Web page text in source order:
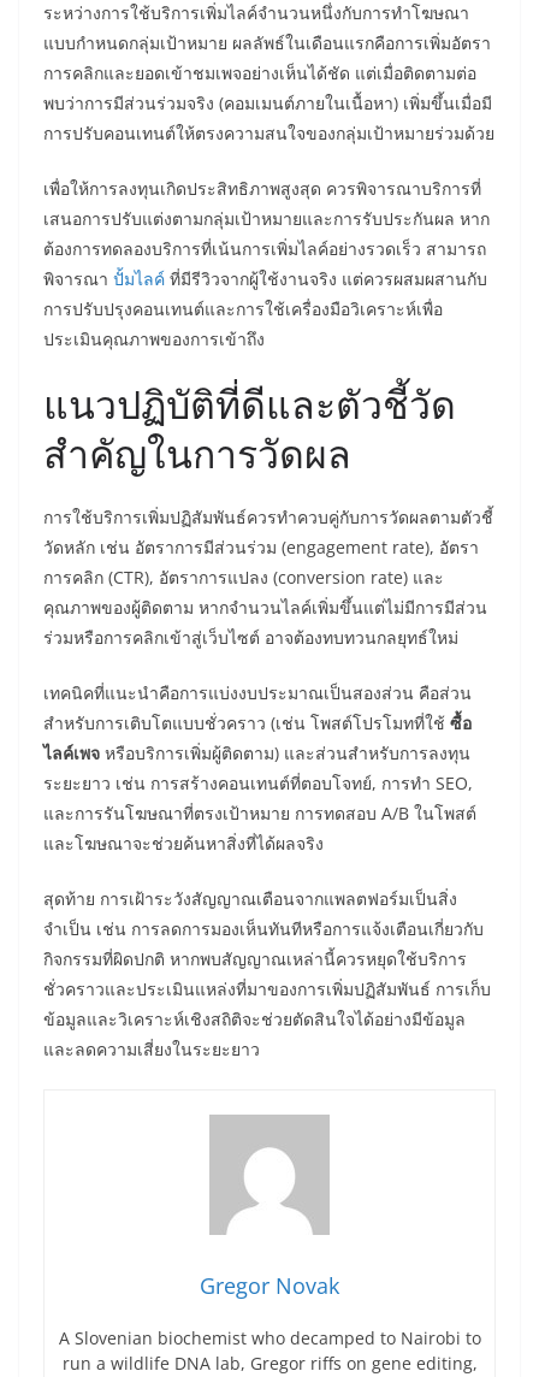
ระหว่างการใช้บริการเพิ่มไลค์จำนวนหนึ่งกับการทำโฆษณา
แบบกำหนดกลุ่มเป้าหมาย ผลลัพธ์ในเดือนแรกคือการเพิ่มอัตรา
การคลิกและยอดเข้าชมเพจอย่างเห็นได้ชัด แต่เมื่อติดตามต่อ
พบว่าการมีส่วนร่วมจริง (คอมเมนต์ภายในเนื้อหา) เพิ่มขึ้นเมื่อมี
การปรับคอนเทนต์ให้ตรงความสนใจของกลุ่มเป้าหมายร่วมด้วย
เพื่อให้การลงทุนเกิดประสิทธิภาพสูงสุด ควรพิจารณาบริการที่
เสนอการปรับแต่งตามกลุ่มเป้าหมายและการรับประกันผล หาก
ต้องการทดลองบริการที่เน้นการเพิ่มไลค์อย่างรวดเร็ว สามารถ
พิจารณา ปั้มไลค์ ที่มีรีวิวจากผู้ใช้งานจริง แต่ควรผสมผสานกับ
การปรับปรุงคอนเทนต์และการใช้เครื่องมือวิเคราะห์เพื่อ
ประเมินคุณภาพของการเข้าถึง
แนวปฏิบัติที่ดีและตัวชี้วัด
สำคัญในการวัดผล
การใช้บริการเพิ่มปฏิสัมพันธ์ควรทำควบคู่กับการวัดผลตามตัวชี้
วัดหลัก เช่น อัตราการมีส่วนร่วม (engagement rate), อัตรา
การคลิก (CTR), อัตราการแปลง (conversion rate) และ
คุณภาพของผู้ติดตาม หากจำนวนไลค์เพิ่มขึ้นแต่ไม่มีการมีส่วน
ร่วมหรือการคลิกเข้าสู่เว็บไซต์ อาจต้องทบทวนกลยุทธ์ใหม่
เทคนิคที่แนะนำคือการแบ่งงบประมาณเป็นสองส่วน คือส่วน
สำหรับการเติบโตแบบชั่วคราว (เช่น โพสต์โปรโมทที่ใช้ ซื้อ
ไลค์เพจ หรือบริการเพิ่มผู้ติดตาม) และส่วนสำหรับการลงทุน
ระยะยาว เช่น การสร้างคอนเทนต์ที่ตอบโจทย์, การทำ SEO,
และการรันโฆษณาที่ตรงเป้าหมาย การทดสอบ A/B ในโพสต์
และโฆษณาจะช่วยค้นหาสิ่งที่ได้ผลจริง
สุดท้าย การเฝ้าระวังสัญญาณเตือนจากแพลตฟอร์มเป็นสิ่ง
จำเป็น เช่น การลดการมองเห็นทันทีหรือการแจ้งเตือนเกี่ยวกับ
กิจกรรมที่ผิดปกติ หากพบสัญญาณเหล่านี้ควรหยุดใช้บริการ
ชั่วคราวและประเมินแหล่งที่มาของการเพิ่มปฏิสัมพันธ์ การเก็บ
ข้อมูลและวิเคราะห์เชิงสถิติจะช่วยตัดสินใจได้อย่างมีข้อมูล
และลดความเสี่ยงในระยะยาว
Gregor Novak
A Slovenian biochemist who decamped to Nairobi to
run a wildlife DNA lab, Gregor riffs on gene editing,